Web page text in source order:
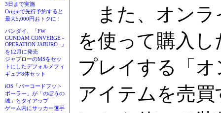
3日まで実施
Originで先行予約すると
最大5,000円おトクに！
バンダイ、「FW
GUNDAM CONVERGE -
OPERATION JABURO -」
を12月に発売
ジャブローのMSをセッ
トにしたデフォルメフィ
ギュア8体セット
iOS「バーコードフット
ボーラー」が「のぼうの
城」とタイアップ
ゲーム内にサッカー選手
また、オンラ
を使って購入
プレイする「
アイテムを売